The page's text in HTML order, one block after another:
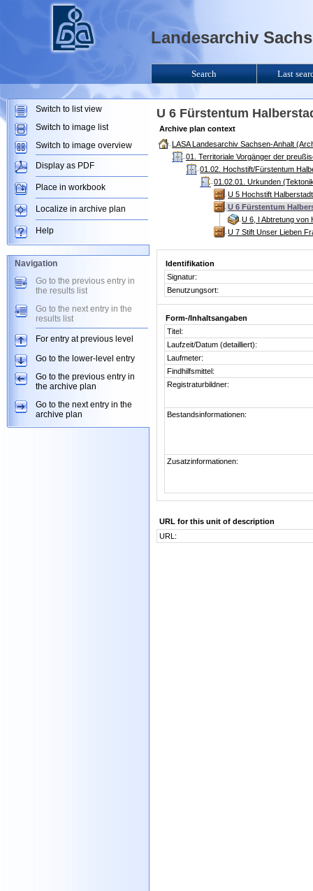
U 6 Fürstentum
Archive plan context
LASA Landesarchiv Sachsen-Anhalt
01. Territoriale Vorgänger der
01.02. Hochstift/Fürstentum
01.02.01. Urkunden
U 5 Hochstift
U 6 Fürstentum
U 6, I Abtretung von
U 7 Stift Unser Lieben
Identifikation
Signatur:
Benutzungsort:
Form-/Inhaltsangaben
Titel:
Laufzeit/Datum (detailliert):
Laufmeter:
Findhilfsmittel:
Registraturbildner:
Bestandsinformationen:
Zusatzinformationen:
URL for this unit of description
URL:
Landesarchiv
Search Last
Switch to list view
Switch to image list
Switch to image overview
Display as PDF
Place in workbook
Localize in archive plan
Help
Navigation
Go to the previous entry in
the results list
Go to the next entry in the
results list
For entry at previous level
Go to the lower-level entry
Go to the previous entry in
the archive plan
Go to the next entry in the
archive plan